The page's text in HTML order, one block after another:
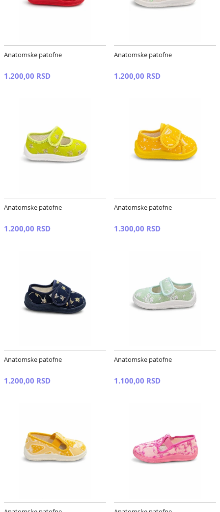
Anatomske patofne
1.200,00 RSD
Anatomske patofne
1.200,00 RSD
Anatomske patofne
1.200,00 RSD
Anatomske patofne
1.300,00 RSD
Anatomske patofne
1.200,00 RSD
Anatomske patofne
1.100,00 RSD